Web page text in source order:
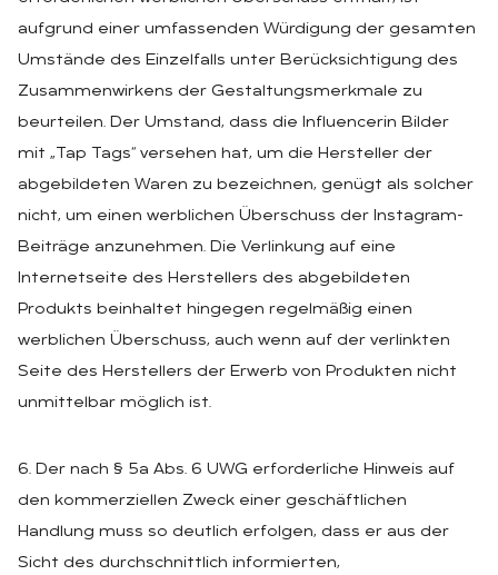
aufgrund einer umfassenden Würdigung der gesamten
Umstände des Einzelfalls unter Berücksichtigung des
Zusammenwirkens der Gestaltungsmerkmale zu
beurteilen. Der Umstand, dass die Influencerin Bilder
mit „Tap Tags“ versehen hat, um die Hersteller der
abgebildeten Waren zu bezeichnen, genügt als solcher
nicht, um einen werblichen Überschuss der Instagram-
Beiträge anzunehmen. Die Verlinkung auf eine
Internetseite des Herstellers des abgebildeten
Produkts beinhaltet hingegen regelmäßig einen
werblichen Überschuss, auch wenn auf der verlinkten
Seite des Herstellers der Erwerb von Produkten nicht
unmittelbar möglich ist.
6. Der nach § 5a Abs. 6 UWG erforderliche Hinweis auf
den kommerziellen Zweck einer geschäftlichen
Handlung muss so deutlich erfolgen, dass er aus der
Sicht des durchschnittlich informierten,